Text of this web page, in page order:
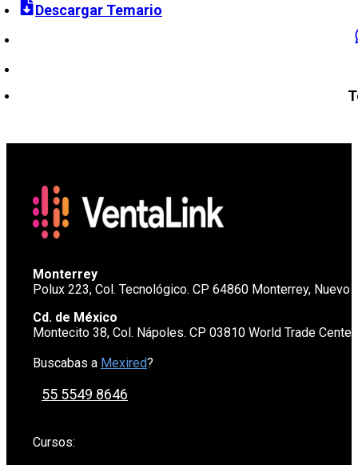
Descargar Temario
Monterrey
Polux 223, Col. Tecnológico. CP 64860 Monterrey, Nuevo
Cd. de México
Montecito 38, Col. Nápoles. CP 03810 World Trade
Buscabas a Mexired?
55 5549 8646
Cursos: